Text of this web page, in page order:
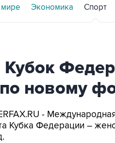
Экономика Спорт
новому
-
Кубка Федерации –